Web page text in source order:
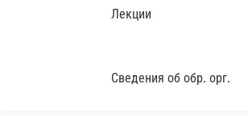
Лекции
Сведения об обр. орг.